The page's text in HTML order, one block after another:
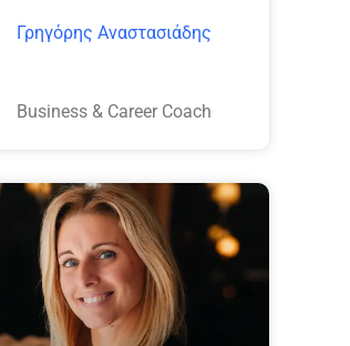
Γρηγόρης Αναστασιάδης
Business & Career Coach